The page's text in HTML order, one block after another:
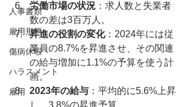
人事書類
雇用形態
傷病休暇
ハラスメント
雇用
労働市場の状況 ：求人数と失業者
数の差は3百万人。
昇進の役割の変化：2024年には従
業員の8.7%を昇進させ、その関連
の給与増加に1.1%の予算を使う計
画。
2023年の給与 ：平均的に5.6%上昇
し、3.8%の昇進予算。